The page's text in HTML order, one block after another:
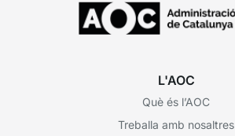
L'AOC
Què és l’AOC
Treballa amb nosaltres